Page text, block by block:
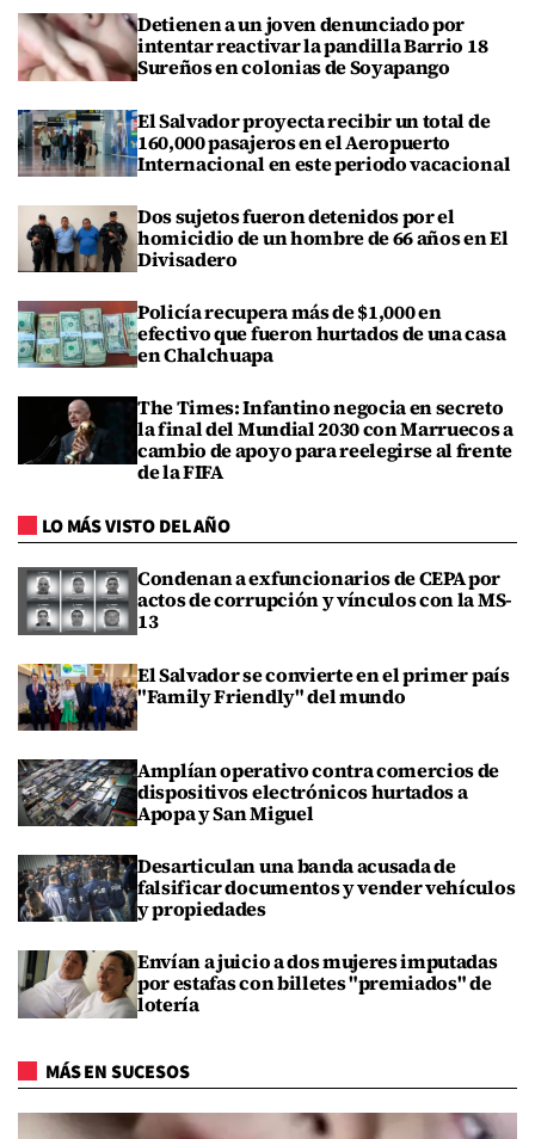
Detienen a un joven denunciado por
intentar reactivar la pandilla Barrio 18
Sureños en colonias de Soyapango
El Salvador proyecta recibir un total de
160,000 pasajeros en el Aeropuerto
Internacional en este periodo vacacional
Dos sujetos fueron detenidos por el
homicidio de un hombre de 66 años en El
Divisadero
Policía recupera más de $1,000 en
efectivo que fueron hurtados de una casa
en Chalchuapa
The Times: Infantino negocia en secreto
la final del Mundial 2030 con Marruecos a
cambio de apoyo para reelegirse al frente
de la FIFA
LO MÁS VISTO DEL AÑO
Condenan a exfuncionarios de CEPA por
actos de corrupción y vínculos con la MS-
13
El Salvador se convierte en el primer país
"Family Friendly" del mundo
Amplían operativo contra comercios de
dispositivos electrónicos hurtados a
Apopa y San Miguel
Desarticulan una banda acusada de
falsificar documentos y vender vehículos
y propiedades
Envían a juicio a dos mujeres imputadas
por estafas con billetes "premiados" de
lotería
MÁS EN SUCESOS